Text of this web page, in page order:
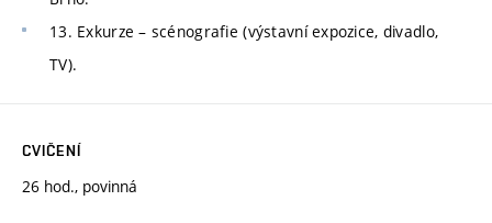
13. Exkurze – scénografie (výstavní expozice, divadlo,
TV).
CVIČENÍ
26 hod., povinná